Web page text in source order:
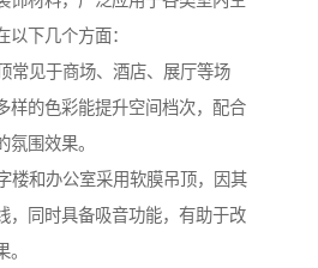
以下几个方面：
常见于商场、酒店、展厅等场
样的色彩能提升空间档次，配合
氛围效果。
楼和办公室采用软膜吊顶，因其
，同时具备吸音功能，有助于改